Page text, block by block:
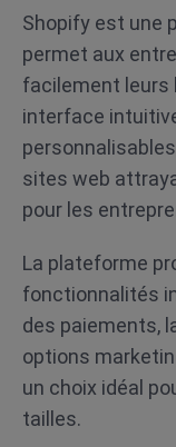
Shopify est une
permet aux
facilement leurs
interface
sites web
pour les
La plateforme
fonctionnalités
des paiements,
options
un choix idéal
tailles.